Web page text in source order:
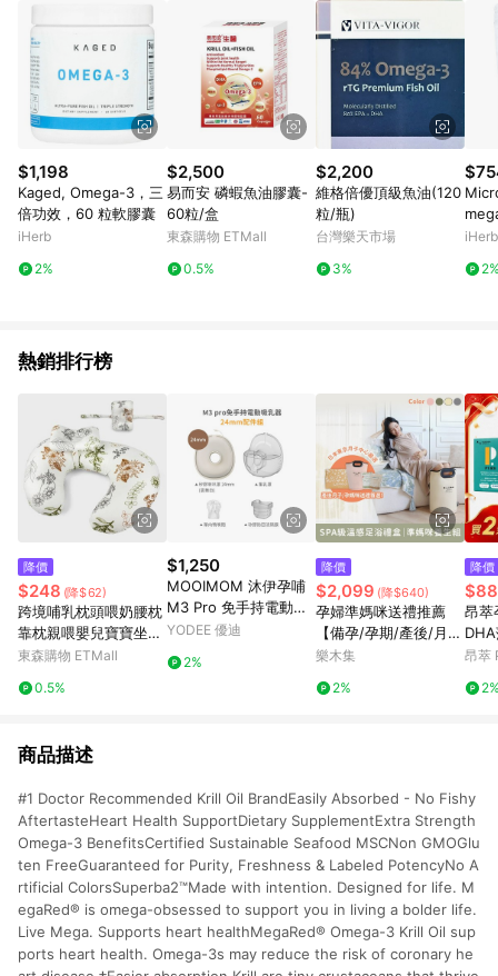
息通知。 5.點數將於廠商出貨後，隔天起算85天後陸續確認發
送。 6.國際商家之商品金額及回饋點數依據將以商品未稅價格為
準。 7.國際商家之商品金額可能受匯率影響而有微幅差異。 8. 如
需確認訂單回饋資格，僅提供訂購後60天內的訂單查詢。 9.多筆
訂單連續下單 : 每一筆訂單皆需獨立從LINE購物完成跳轉，在您
完成一筆訂單的跳轉及結帳後，若需再次下單，請務必重新透過
LINE購物跳轉至iHerb後再完成下單及結帳。
$1,198
Kaged, Omega-3，三
倍功效，60 粒軟膠囊
iHerb
2%
$2,500
易而安 磷蝦魚油膠囊-
60粒/盒
東森購物 ETMall
0.5%
$2,200
維格倍優頂級魚油(120
粒/瓶)
台灣樂天市場
3%
on ,
iHerb
熱銷排行榜
降價
$248 (降$62)
跨境哺乳枕頭喂奶腰枕
靠枕親喂嬰兒寶寶坐喂
墊環抱式母乳U型枕
東森購物 ETMall
0.5%
$1,250
MOOIMOM 沐伊孕哺
M3 Pro 免手持電動吸
乳器系列組合-多款可
YODEE 優迪
2%
降價
$2,099 (降$640)
孕婦準媽咪送禮推薦
【備孕/孕期/產後/月
子/足浴禮盒】日本東
用|孕期腿部保養，產後
樂木集
2%
降價
昂萃
盒)
昂萃
商品描述
#1 Doctor Recommended Krill Oil BrandEasily Absorbed - No Fishy
AftertasteHeart Health SupportDietary SupplementExtra Strength
Omega-3 BenefitsCertified Sustainable Seafood MSCNon GMOGlu
ten FreeGuaranteed for Purity, Freshness & Labeled PotencyNo A
rtificial ColorsSuperba2™Made with intention. Designed for life. M
egaRed® is omega-obsessed to support you in living a bolder life.
Live Mega. Supports heart healthMegaRed® Omega-3 Krill Oil sup
ports heart health. Omega-3s may reduce the risk of coronary he